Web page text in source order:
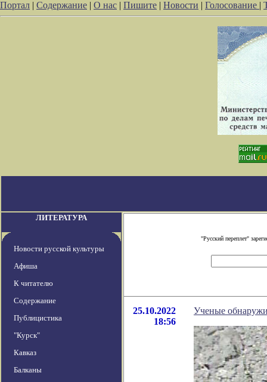
Портал | Содержание | О нас | Пишите | Новости | Голосование |
ЛИТЕРАТУРА
Новости русской культуры
Афиша
К читателю
Содержание
Публицистика
"Курск"
Кавказ
Балканы
"Русский переплет"
25.10.2022
18:56
Ученые